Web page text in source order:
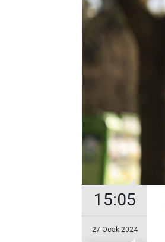
15:05
27 Ocak 2024